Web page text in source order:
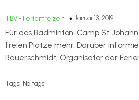
TBV - Ferienfreizeit Januar 13, 2019
Für das Badminton-Camp St. Johann
freien Plätze mehr. Darüber
Bauerschmidt, Organisator der
Tags: No tags